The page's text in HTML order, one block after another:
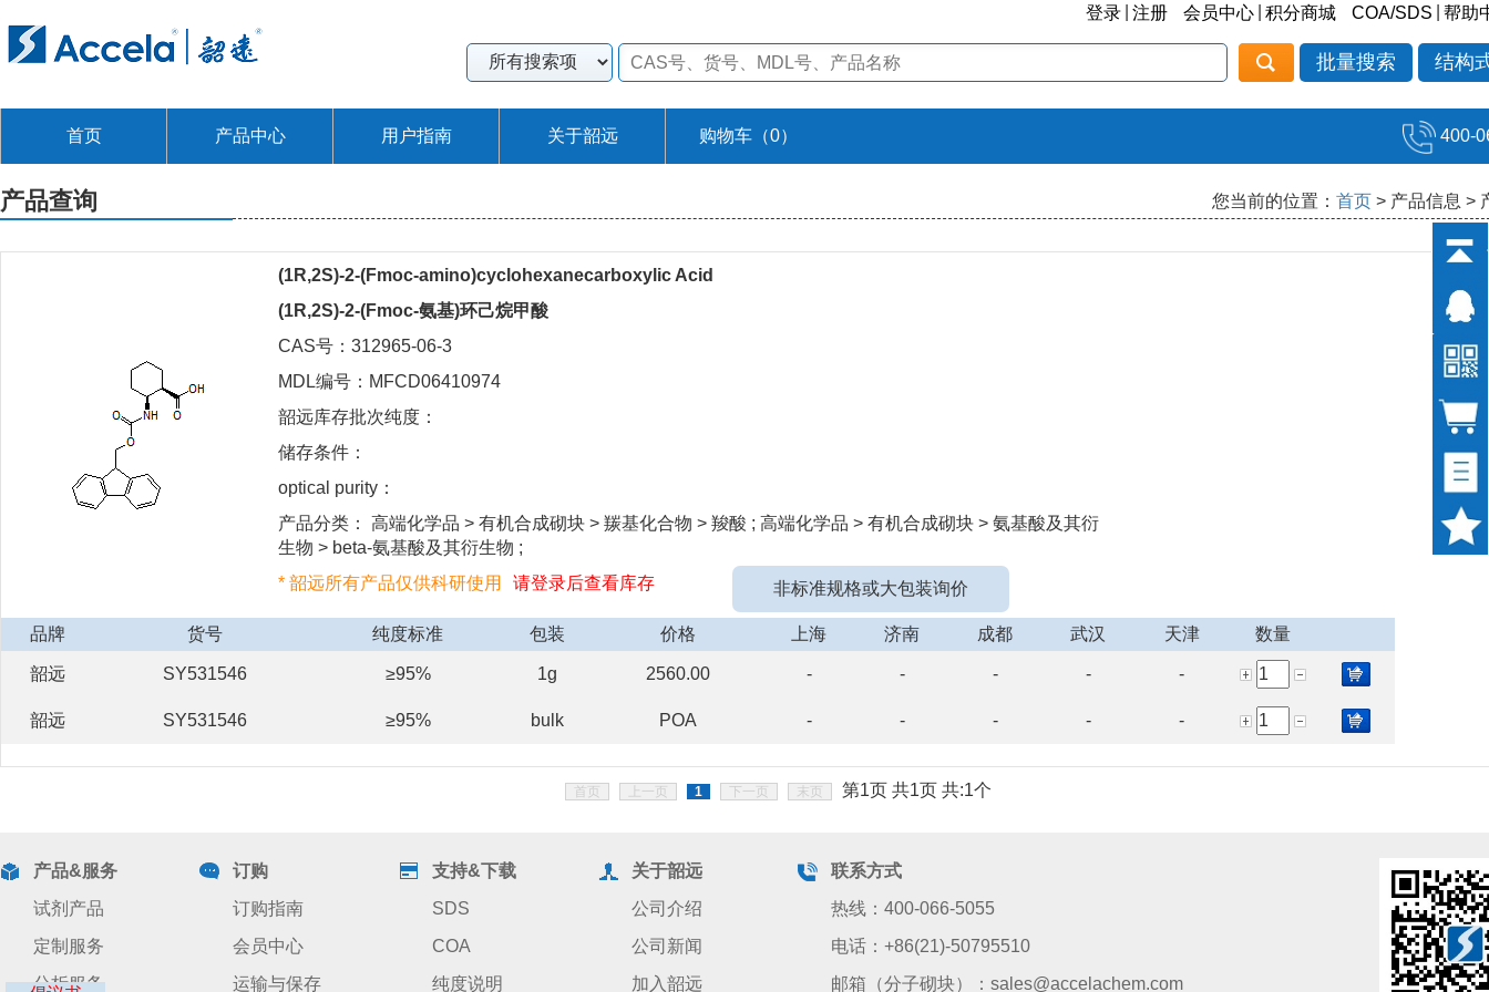
登录 注册 会员中心 积分商城 COA/SDS 帮助
批量搜索 结构
首页 产品中心 用户指南 关于韶远 购物车（0） 400-
产品查询 您当前的位置： 首页 > 产品信息 >
(1R,2S)-2-(Fmoc-amino)cyclohexanecarboxylic Acid
(1R,2S)-2-(Fmoc-氨基)环己烷甲酸
CAS号：312965-06-3
MDL编号：MFCD06410974
韶远库存批次纯度：
储存条件：
optical purity：
产品分类： 高端化学品 > 有机合成砌块 > 羰基化合物 > 羧酸 ; 高端化学品 > 有机合成砌块 > 氨基酸及其衍
生物 > beta-氨基酸及其衍生物 ;
* 韶远所有产品仅供科研使用
请登录后查看库存 非标准规格或大包装询价
品牌 货号 纯度标准 包装 价格 上海 济南 成都 武汉 天津 数量
韶远 SY531546 ≥95% 1g 2560.00 - - - - -
韶远 SY531546 ≥95% bulk POA - - - - -
首页 上一页 1 下一页 末页 第1页 共1页 共:1个
产品&服务
试剂产品
定制服务
分析服务
订购
订购指南
会员中心
运输与保存
支持&下载
SDS
COA
纯度说明
关于韶远
公司介绍
公司新闻
加入韶远
联系方式
热线：400-066-5055
电话：+86(21)-50795510
邮箱（分子砌块）：sales@accelachem.com